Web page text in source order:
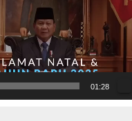
01:28